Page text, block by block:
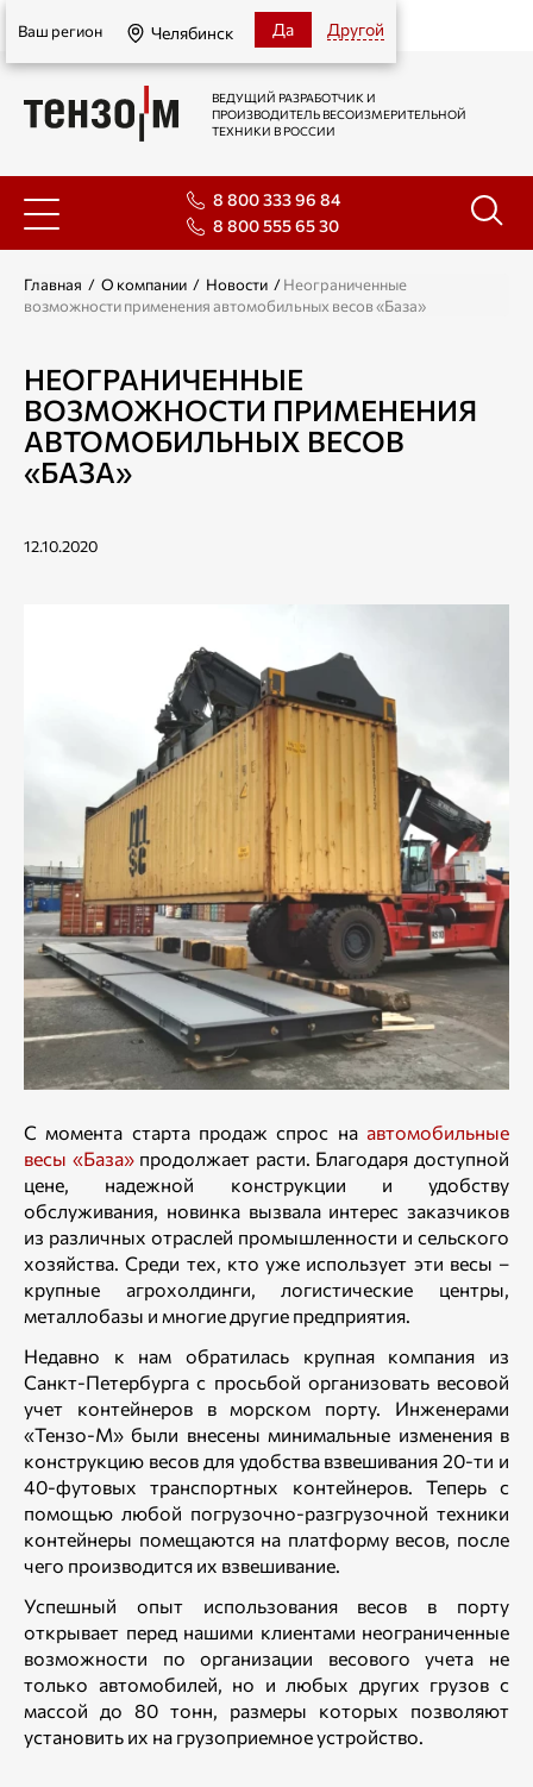
Челябинск
Ваш регион Челябинск Да Другой
ВЕДУЩИЙ РАЗРАБОТЧИК И
ПРОИЗВОДИТЕЛЬ ВЕСОИЗМЕРИТЕЛЬНОЙ
ТЕХНИКИ В РОССИИ
8 800 333 96 84
8 800 555 65 30
Главная / О компании / Новости /Неограниченные
возможности применения автомобильных весов «База»
НЕОГРАНИЧЕННЫЕ
ВОЗМОЖНОСТИ ПРИМЕНЕНИЯ
АВТОМОБИЛЬНЫХ ВЕСОВ
«БАЗА»
12.10.2020
С момента старта продаж спрос на автомобильные
весы «База»продолжает расти. Благодаря доступной
цене, надежной конструкции и удобству
обслуживания, новинка вызвала интерес заказчиков
из различных отраслей промышленности и сельского
хозяйства. Среди тех, кто уже использует эти весы –
крупные агрохолдинги, логистические центры,
металлобазы и многие другие предприятия.
Недавно к нам обратилась крупная компания из
Санкт-Петербурга с просьбой организовать весовой
учет контейнеров в морском порту. Инженерами
«Тензо-М» были внесены минимальные изменения в
конструкцию весов для удобства взвешивания 20-ти и
40-футовых транспортных контейнеров. Теперь с
помощью любой погрузочно-разгрузочной техники
контейнеры помещаются на платформу весов, после
чего производится их взвешивание.
Успешный опыт использования весов в порту
открывает перед нашими клиентами неограниченные
возможности по организации весового учета не
только автомобилей, но и любых других грузов с
массой до 80 тонн, размеры которых позволяют
установить их на грузоприемное устройство.